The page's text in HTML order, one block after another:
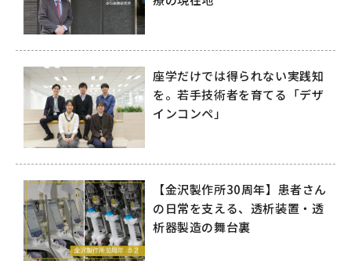
座学だけでは得られない実践知
を。若手技術者を育てる「デザ
インコンペ」
【金沢製作所30周年】患者さん
の日常を支える、透析装置・透
析器製造の舞台裏